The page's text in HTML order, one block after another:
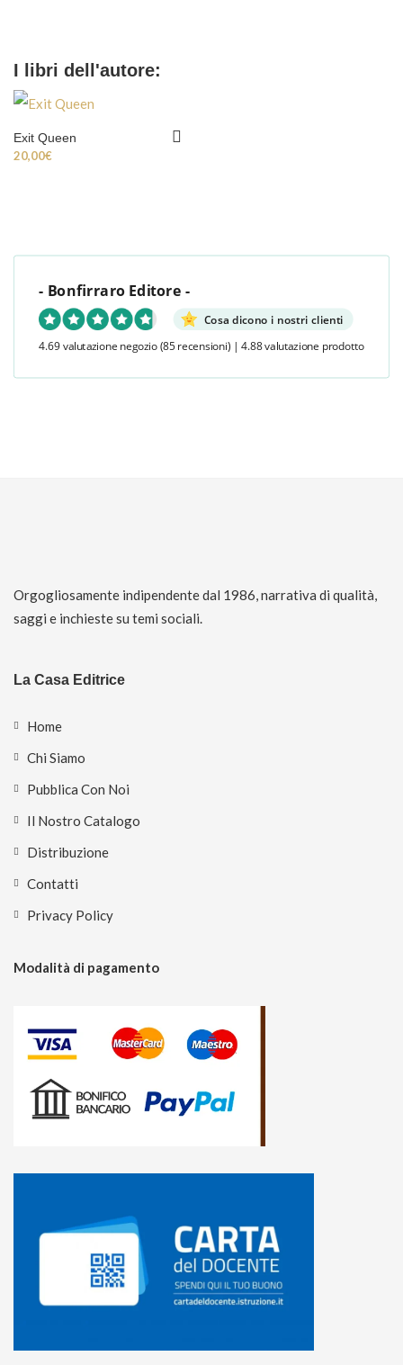
I libri dell'autore:
Exit Queen
20,00€
- Bonfirraro Editore -
Cosa dicono i nostri clienti
4.69 valutazione negozio (85 recensioni) | 4.88 valutazione prodotto
Orgogliosamente indipendente dal 1986, narrativa di qualità,
saggi e inchieste su temi sociali.
La Casa Editrice
Home
Chi Siamo
Pubblica Con Noi
Il Nostro Catalogo
Distribuzione
Contatti
Privacy Policy
Modalità di pagamento